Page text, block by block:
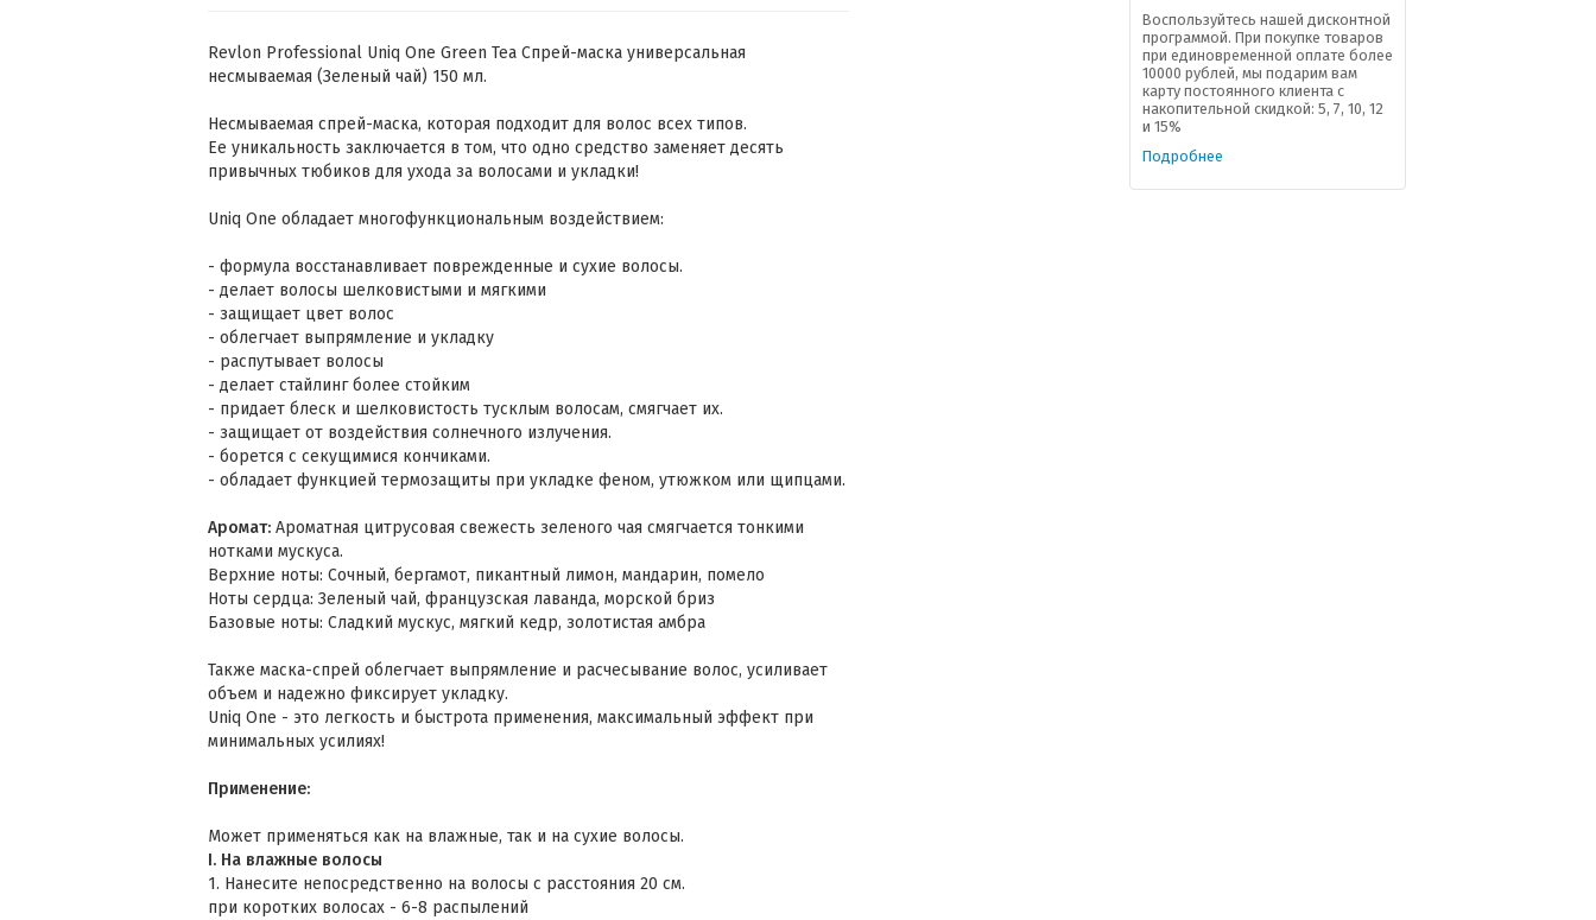
Revlon Professional Uniq One Green Tea Спрей-маска универсальная
несмываемая (Зеленый чай) 150 мл.
Несмываемая спрей-маска, которая подходит для волос всех типов.
Ее уникальность заключается в том, что одно средство заменяет десять
привычных тюбиков для ухода за волосами и укладки!
Uniq One обладает многофункциональным воздействием:
- формула восстанавливает поврежденные и сухие волосы.
- делает волосы шелковистыми и мягкими
- защищает цвет волос
- облегчает выпрямление и укладку
- распутывает волосы
- делает стайлинг более стойким
- придает блеск и шелковистость тусклым волосам, смягчает их.
- защищает от воздействия солнечного излучения.
- борется с секущимися кончиками.
- обладает функцией термозащиты при укладке феном, утюжком или щипцами.
Аромат: Ароматная цитрусовая свежесть зеленого чая смягчается тонкими
нотками мускуса.
Верхние ноты: Сочный, бергамот, пикантный лимон, мандарин, помело
Ноты сердца: Зеленый чай, французская лаванда, морской бриз
Базовые ноты: Сладкий мускус, мягкий кедр, золотистая амбра
Также маска-спрей облегчает выпрямление и расчесывание волос, усиливает
объем и надежно фиксирует укладку.
Uniq One - это легкость и быстрота применения, максимальный эффект при
минимальных усилиях!
Применение:
Может применяться как на влажные, так и на сухие волосы.
I. На влажные волосы
1. Нанесите непосредственно на волосы с расстояния 20 см.
при коротких волосах - 6-8 распылений
Воспользуйтесь нашей дисконтной
программой. При покупке товаров
при единовременной оплате более
10000 рублей, мы подарим вам
карту постоянного клиента с
накопительной скидкой: 5, 7, 10, 12
и 15%
Подробнее